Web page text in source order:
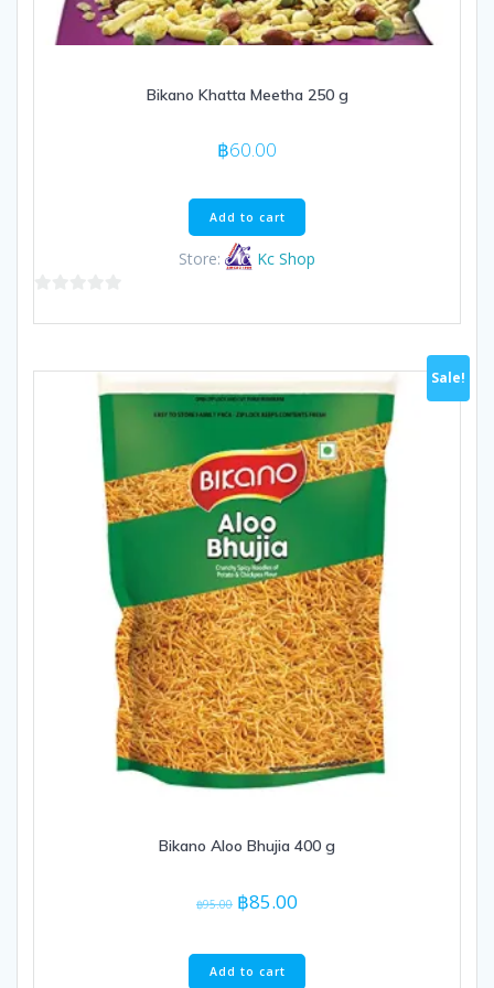
Bikano Khatta Meetha 250 g
฿60.00
Add to cart
Store: Kc Shop
Sale!
Bikano Aloo Bhujia 400 g
฿95.00 Original
฿95.00.
฿85.00
Add to cart